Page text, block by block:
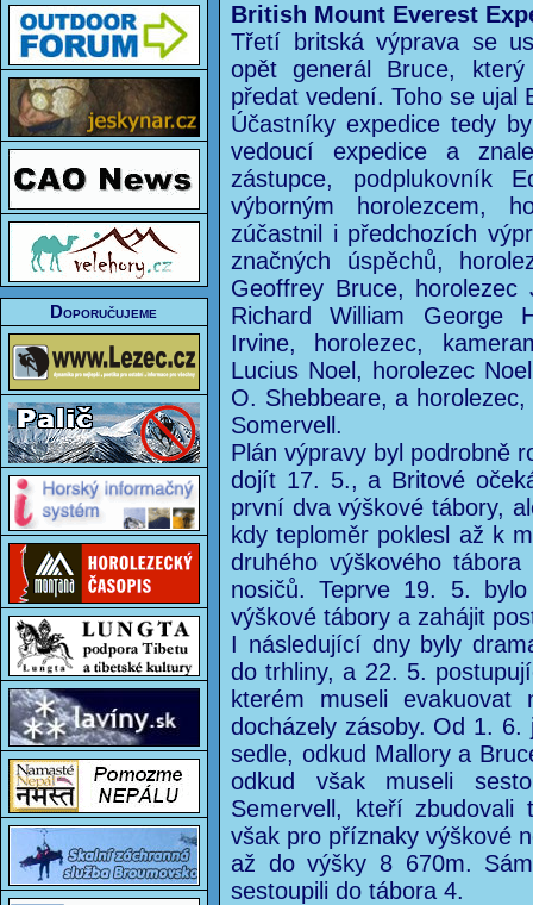
Doporučujeme
British Mount Everest
Třetí britská výprava se
opět generál Bruce,
předat vedení. Toho se ujal
Účastníky expedice tedy
vedoucí expedice a
zástupce, podplukovník
výborným horolezcem,
zúčastnil i předchozích
značných úspěchů,
Geoffrey Bruce,
Richard William George
Irvine, horolezec,
Lucius Noel, horolezec
O. Shebbeare, a
Somervell.
Plán výpravy byl podrobně
dojít 17. 5., a Britové
první dva výškové tábory,
kdy teploměr poklesl až k
druhého výškového
nosičů. Teprve 19. 5.
výškové tábory a zahájit
I následující dny byly
do trhliny, a 22. 5.
kterém museli
docházely zásoby. Od 1.
sedle, odkud Mallory a
odkud však museli
Semervell, kteří
však pro příznaky výškové
až do výšky 8 670m.
sestoupili do tábora 4.